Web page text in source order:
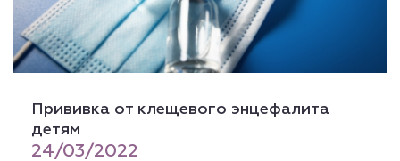
Прививка от клещевого энцефалита
детям
24/03/2022